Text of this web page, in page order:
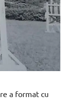
a format cu